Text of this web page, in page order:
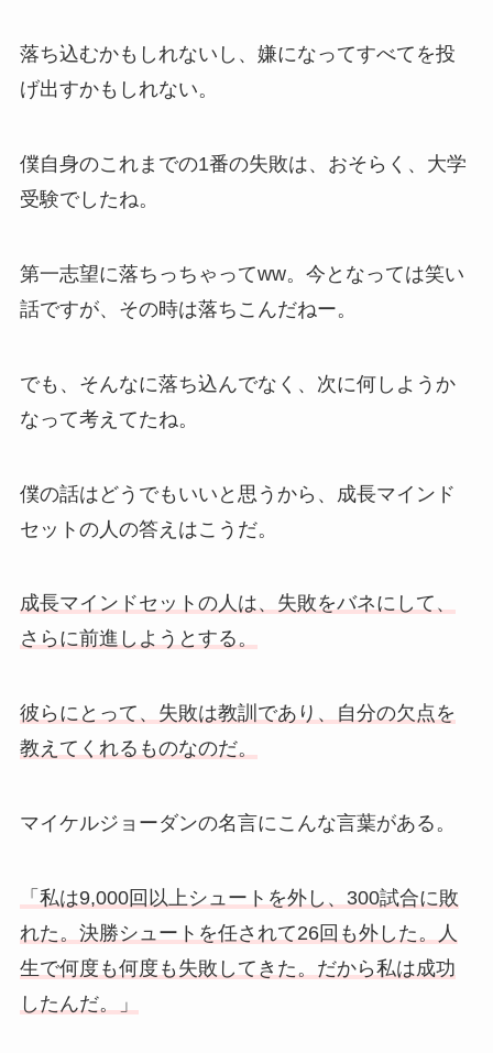
落ち込むかもしれないし、嫌になってすべてを投
げ出すかもしれない。
僕自身のこれまでの1番の失敗は、おそらく、大学
受験でしたね。
第一志望に落ちっちゃってww。今となっては笑い
話ですが、その時は落ちこんだねー。
でも、そんなに落ち込んでなく、次に何しようか
なって考えてたね。
僕の話はどうでもいいと思うから、成長マインド
セットの人の答えはこうだ。
成長マインドセットの人は、失敗をバネにして、
さらに前進しようとする。
彼らにとって、失敗は教訓であり、自分の欠点を
教えてくれるものなのだ。
マイケルジョーダンの名言にこんな言葉がある。
「私は9,000回以上シュートを外し、300試合に敗
れた。決勝シュートを任されて26回も外した。人
生で何度も何度も失敗してきた。だから私は成功
したんだ。」